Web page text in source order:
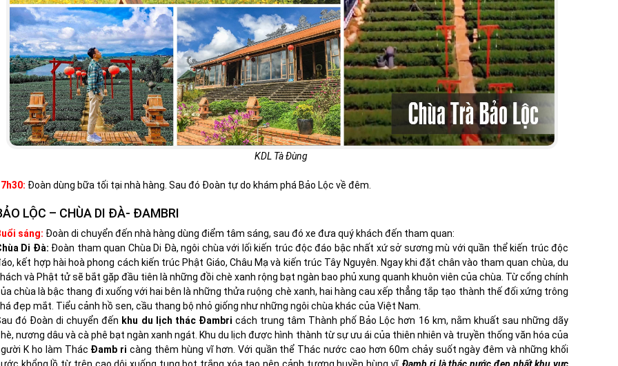
KDL Tà Đùng
Đoàn dùng bữa tối tại nhà hàng. Sau đó Đoàn tự do khám phá Bảo Lộc về đêm.
LỘC – CHÙA DI ĐÀ- ĐAMBRI
sáng: Đoàn di chuyển đến nhà hàng dùng điểm tâm sáng, sau đó xe đưa quý khách đến tham quan:
Di Đà: Đoàn tham quan Chùa Di Đà, ngôi chùa với lối kiến trúc độc đáo bậc nhất xứ sở sương mù với quần thể kiến trúc độc
kết hợp hài hoà phong cách kiến trúc Phật Giáo, Châu Mạ và kiến trúc Tây Nguyên. Ngay khi đặt chân vào tham quan chùa, du
và Phật tử sẽ bắt gặp đầu tiên là những đồi chè xanh rộng bạt ngàn bao phủ xung quanh khuôn viên của chùa. Từ cổng chính
chùa là bậc thang đi xuống với hai bên là những thửa ruộng chè xanh, hai hàng cau xếp thẳng tắp tạo thành thế đối xứng trông
đẹp mắt. Tiểu cảnh hồ sen, cầu thang bộ nhỏ giống như những ngôi chùa khác của Việt Nam.
đó Đoàn di chuyển đến khu du lịch thác Đambri cách trung tâm Thành phố Bảo Lộc hơn 16 km, nằm khuất sau những dãy
nương dâu và cà phê bạt ngàn xanh ngát. Khu du lịch được hình thành từ sự ưu ái của thiên nhiên và truyền thống văn hóa của
K ho làm Thác Đamb ricàng thêm hùng vĩ hơn. Với quần thể Thác nước cao hơn 60m chảy suốt ngày đêm và những khối
khổng lồ từ trên cao dội xuống tung bọt trắng xóa tạo nên cảnh tượng huyền hùng vĩ.Đamb ri là thác nước đẹp nhất khu vực